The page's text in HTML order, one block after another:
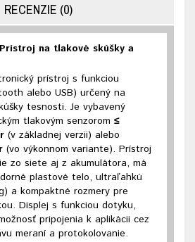
RECENZIE (0)
na tlakové skúšky a
prístroj s funkciou
alebo USB) určený na
tesnosti. Je vybavený
tlakovým senzorom ≤
(v základnej verzii) alebo
(vo výkonnom variante). Prístroj
zo siete aj z akumulátora, má
plastové telo, ultraľahkú
a kompaktné rozmery pre
Displej s funkciou dotyku,
pripojenia k aplikácii cez
meraní a protokolovanie.